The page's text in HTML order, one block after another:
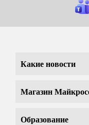
Какие новости
Магазин
Образование